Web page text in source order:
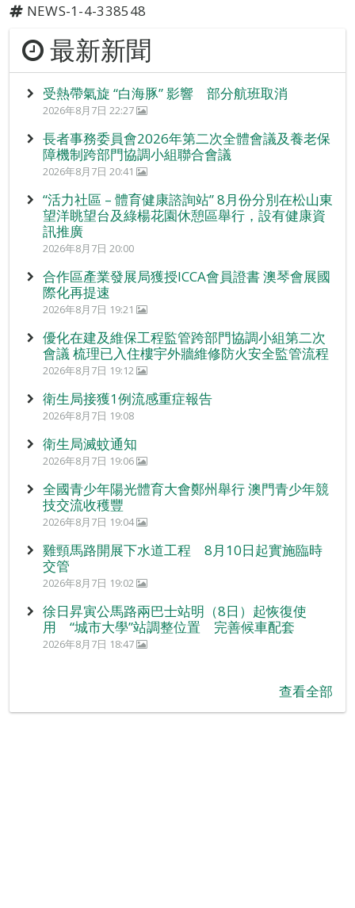
NEWS-1-4-338548
最新新聞
受熱帶氣旋 “白海豚” 影響 部分航班取消
2026年8月7日 22:27
長者事務委員會2026年第二次全體會議及養老保
障機制跨部門協調小組聯合會議
2026年8月7日 20:41
“活力社區 – 體育健康諮詢站” 8月份分別在松山東
望洋眺望台及綠楊花園休憩區舉行，設有健康資
訊推廣
2026年8月7日 20:00
合作區產業發展局獲授ICCA會員證書 澳琴會展國
際化再提速
2026年8月7日 19:21
優化在建及維保工程監管跨部門協調小組第二次
會議 梳理已入住樓宇外牆維修防火安全監管流程
2026年8月7日 19:12
衛生局接獲1例流感重症報告
2026年8月7日 19:08
衛生局滅蚊通知
2026年8月7日 19:06
全國青少年陽光體育大會鄭州舉行 澳門青少年競
技交流收穫豐
2026年8月7日 19:04
雞頸馬路開展下水道工程 8月10日起實施臨時
交管
2026年8月7日 19:02
徐日昇寅公馬路兩巴士站明（8日）起恢復使
用 “城市大學”站調整位置 完善候車配套
2026年8月7日 18:47
查看全部